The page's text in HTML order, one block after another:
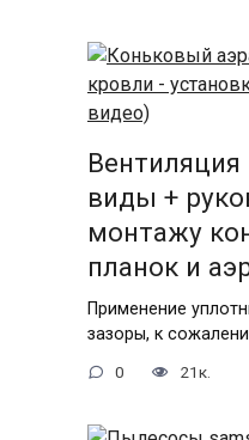
Вентиляция
виды +
монтажу
планок и
Применение
зазоры, к
0 21к.